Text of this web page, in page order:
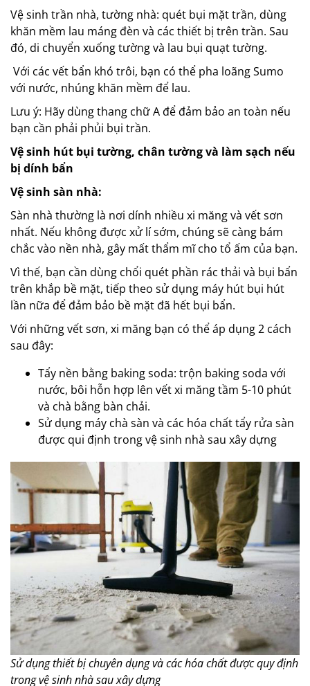
Vệ sinh trần nhà, tường nhà: quét bụi mặt trần, dùng
khăn mềm lau máng đèn và các thiết bị trên trần. Sau
đó, di chuyển xuống tường và lau bụi quạt tường.
Với các vết bẩn khó trôi, bạn có thể pha loãng Sumo
với nước, nhúng khăn mềm để lau.
Lưu ý: Hãy dùng thang chữ A để đảm bảo an toàn nếu
bạn cần phải phủi bụi trần.
Vệ sinh hút bụi tường, chân tường và làm sạch nếu
bị dính bẩn
Vệ sinh sàn nhà:
Sàn nhà thường là nơi dính nhiều xi măng và vết sơn
nhất. Nếu không được xử lí sớm, chúng sẽ càng bám
chắc vào nền nhà, gây mất thẩm mĩ cho tổ ấm của bạn.
Vì thế, bạn cần dùng chổi quét phần rác thải và bụi bẩn
trên khắp bề mặt, tiếp theo sử dụng máy hút bụi hút
lần nữa để đảm bảo bề mặt đã hết bụi bẩn.
Với những vết sơn, xi măng bạn có thể áp dụng 2 cách
sau đây:
Tẩy nền bằng baking soda: trộn baking soda với
nước, bôi hỗn hợp lên vết xi măng tầm 5-10 phút
và chà bằng bàn chải.
Sử dụng máy chà sàn và các hóa chất tẩy rửa sàn
được qui định trong vệ sinh nhà sau xây dựng
Sử dụng thiết bị chuyên dụng và các hóa chất được quy định
trong vệ sinh nhà sau xây dựng